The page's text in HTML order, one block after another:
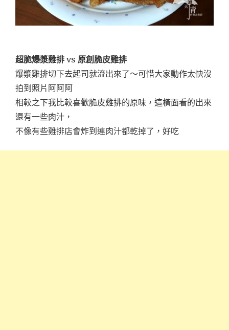
超脆爆漿雞排 vs 原創脆皮雞排
爆漿雞排切下去起司就流出來了～可惜大家動作太快沒
拍到照片阿阿阿
相較之下我比較喜歡脆皮雞排的原味，這橫面看的出來
還有一些肉汁，
不像有些雞排店會炸到連肉汁都乾掉了，好吃